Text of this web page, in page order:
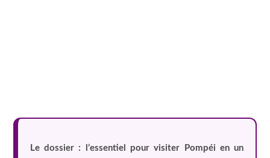
Le dossier : l’essentiel pour visiter Pompéi en un